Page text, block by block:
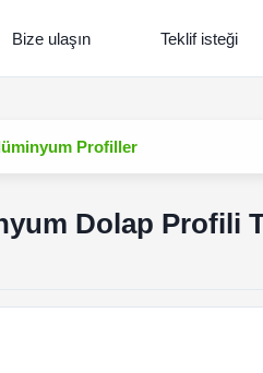
Bize ulaşın Teklif isteği
Profiller
Dolap Profili